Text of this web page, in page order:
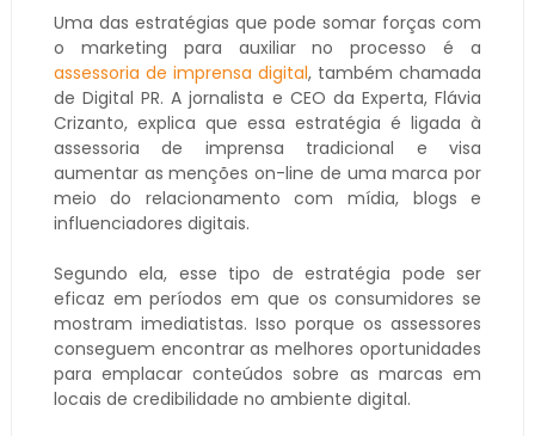
Uma das estratégias que pode somar forças com
o marketing para auxiliar no processo é a
assessoria de imprensa digital, também chamada
de Digital PR. A jornalista e CEO da Experta, Flávia
Crizanto, explica que essa estratégia é ligada à
assessoria de imprensa tradicional e visa
aumentar as menções on-line de uma marca por
meio do relacionamento com mídia, blogs e
influenciadores digitais.
Segundo ela, esse tipo de estratégia pode ser
eficaz em períodos em que os consumidores se
mostram imediatistas. Isso porque os assessores
conseguem encontrar as melhores oportunidades
para emplacar conteúdos sobre as marcas em
locais de credibilidade no ambiente digital.